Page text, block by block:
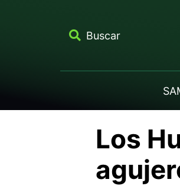
Buscar
Los